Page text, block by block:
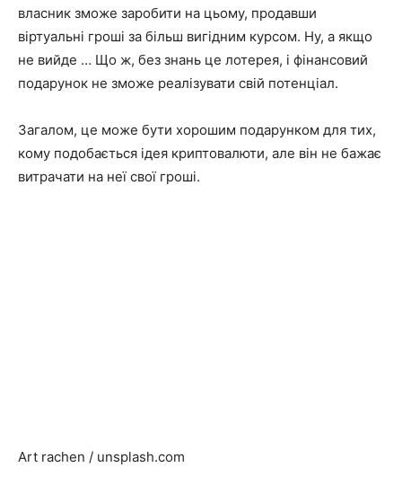
власник зможе заробити на цьому, продавши
віртуальні гроші за більш вигідним курсом. Ну, а якщо
не вийде … Що ж, без знань це лотерея, і фінансовий
подарунок не зможе реалізувати свій потенціал.
Загалом, це може бути хорошим подарунком для тих,
кому подобається ідея криптовалюти, але він не бажає
витрачати на неї свої гроші.
Art rachen / unsplash.com